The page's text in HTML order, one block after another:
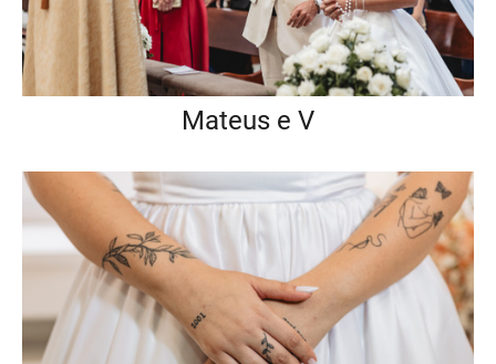
Mateus e V